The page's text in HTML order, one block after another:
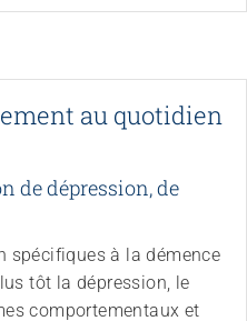
au quotidien
de dépression, de
spécifiques à la démence
tôt la dépression, le
comportementaux et